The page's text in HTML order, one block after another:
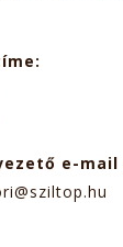
e-mail